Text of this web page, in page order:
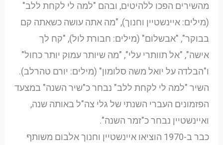
מהשירים הפכו ללהיטים, ובהם "למה לי לקחת ללב"
(מילים: איינשטיין וחנוך), "מה אתה עושה כשאתה קם
בבוקר", "אבשלום" (מילים: חבורת לול), "קח לך
אישה", "אל תוותרי עלי", "מה שיותר עמוק יותר כחול"
ו"הבלדה על יואל משה סלומון" (מילים: יורם טהרלב).
השיר "למה לי לקחת ללב" נבחר כ"שיר השנה" במצעד
הפזמונים העברי השנתי של גלי צה"ל באותה שנה,
ואיינשטיין נבחר כ"זמר השנה".
כבר ב-1970 הוציאו איינשטיין וחנוך אלבום משותף